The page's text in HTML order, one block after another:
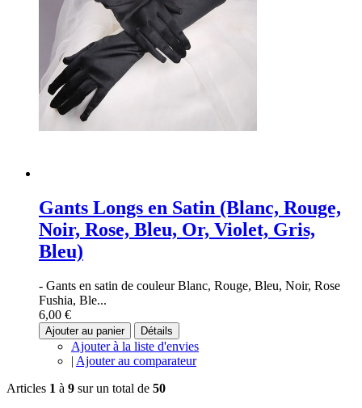
Gants Longs en Satin (Blanc, Rouge,
Noir, Rose, Bleu, Or, Violet, Gris,
Bleu)
- Gants en satin de couleur Blanc, Rouge, Bleu, Noir, Rose
Fushia, Ble...
6,00 €
Ajouter au panier Détails
Ajouter à la liste d'envies
| Ajouter au comparateur
Articles 1 à 9 sur un total de 50